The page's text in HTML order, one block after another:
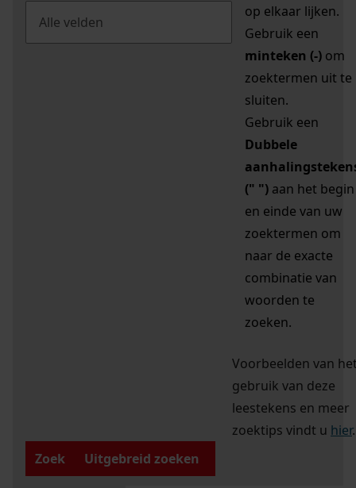
op elkaar lijken.
Gebruik een
minteken (-) om
zoektermen uit te
sluiten.
Gebruik een
Dubbele
(" ") aan het begin
en einde van uw
zoektermen om
naar de exacte
combinatie van
woorden te
zoeken.
Voorbeelden van
gebruik van deze
leestekens en meer
zoektips vindt u hier.
Zoek
Uitgebreid zoeken